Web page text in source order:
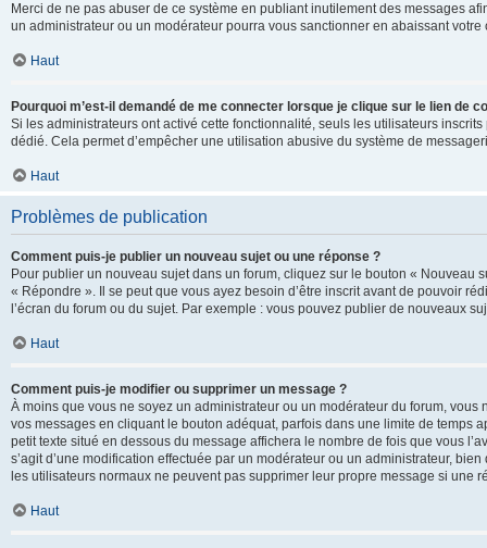
Merci de ne pas abuser de ce système en publiant inutilement des messages
un administrateur ou un modérateur pourra vous sanctionner en abaissant votre
Haut
Pourquoi m’est-il demandé de me connecter lorsque je clique sur le lien de
Si les administrateurs ont activé cette fonctionnalité, seuls les utilisateurs
dédié. Cela permet d’empêcher une utilisation abusive du système de
Haut
Problèmes de publication
Comment puis-je publier un nouveau sujet ou une réponse ?
Pour publier un nouveau sujet dans un forum, cliquez sur le bouton «
« Répondre ». Il se peut que vous ayez besoin d’être inscrit avant de pouvoir
l’écran du forum ou du sujet. Par exemple : vous pouvez publier de nouveaux
Haut
Comment puis-je modifier ou supprimer un message ?
À moins que vous ne soyez un administrateur ou un modérateur du forum,
vos messages en cliquant le bouton adéquat, parfois dans une limite de temps
petit texte situé en dessous du message affichera le nombre de fois que vous
s’agit d’une modification effectuée par un modérateur ou un administrateur,
les utilisateurs normaux ne peuvent pas supprimer leur propre message si une
Haut